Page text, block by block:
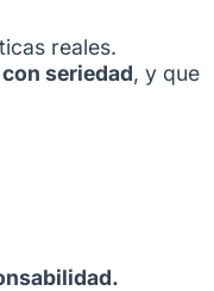
reales.
seriedad, y que